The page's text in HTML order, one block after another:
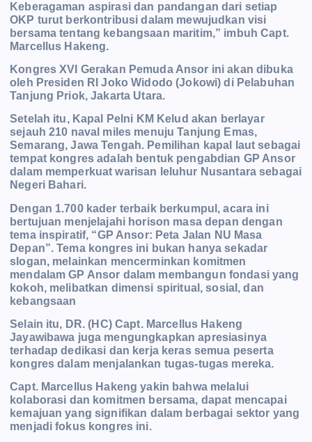
Keberagaman aspirasi dan pandangan dari setiap
OKP turut berkontribusi dalam mewujudkan visi
bersama tentang kebangsaan maritim,” imbuh Capt.
Marcellus Hakeng.
Kongres XVI Gerakan Pemuda Ansor ini akan dibuka
oleh Presiden RI Joko Widodo (Jokowi) di Pelabuhan
Tanjung Priok, Jakarta Utara.
Setelah itu, Kapal Pelni KM Kelud akan berlayar
sejauh 210 naval miles menuju Tanjung Emas,
Semarang, Jawa Tengah. Pemilihan kapal laut sebagai
tempat kongres adalah bentuk pengabdian GP Ansor
dalam memperkuat warisan leluhur Nusantara sebagai
Negeri Bahari.
Dengan 1.700 kader terbaik berkumpul, acara ini
bertujuan menjelajahi horison masa depan dengan
tema inspiratif, “GP Ansor: Peta Jalan NU Masa
Depan”. Tema kongres ini bukan hanya sekadar
slogan, melainkan mencerminkan komitmen
mendalam GP Ansor dalam membangun fondasi yang
kokoh, melibatkan dimensi spiritual, sosial, dan
kebangsaan
Selain itu, DR. (HC) Capt. Marcellus Hakeng
Jayawibawa juga mengungkapkan apresiasinya
terhadap dedikasi dan kerja keras semua peserta
kongres dalam menjalankan tugas-tugas mereka.
Capt. Marcellus Hakeng yakin bahwa melalui
kolaborasi dan komitmen bersama, dapat mencapai
kemajuan yang signifikan dalam berbagai sektor yang
menjadi fokus kongres ini.